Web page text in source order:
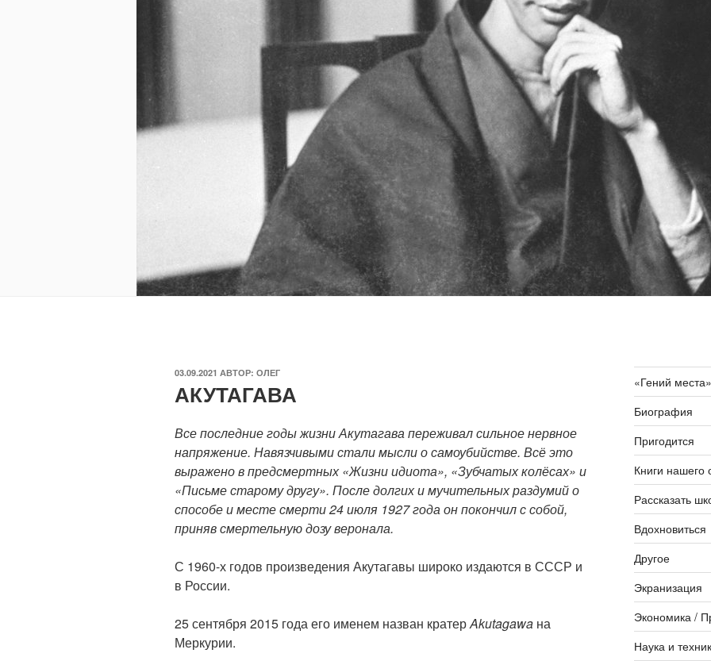
ОПУБЛИКОВАНО
03.09.2021 АВТОР: ОЛЕГ
АКУТАГАВА
Все последние годы жизни Акутагава переживал сильное нервное
напряжение. Навязчивыми стали мысли о самоубийстве. Всё это
выражено в предсмертных «Жизни идиота», «Зубчатых колёсах» и
«Письме старому другу». После долгих и мучительных раздумий о
способе и месте смерти 24 июля 1927 года он покончил с собой,
приняв смертельную дозу веронала.
С 1960-х годов произведения Акутагавы широко издаются в СССР и
в России.
25 сентября 2015 года его именем назван кратерAkutagawa на
Меркурии.
«Гений места»
Биография
Пригодится
Книги нашего
Рассказать
Вдохновиться
Другое
Экранизация
Экономика /
Наука и